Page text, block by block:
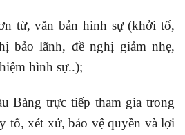
từ, văn bản hình sự (khởi tố,
bảo lãnh, đề nghị giảm nhẹ,
hình sự..);
Bàng trực tiếp tham gia trong
tố, xét xử, bảo vệ quyền và lợi